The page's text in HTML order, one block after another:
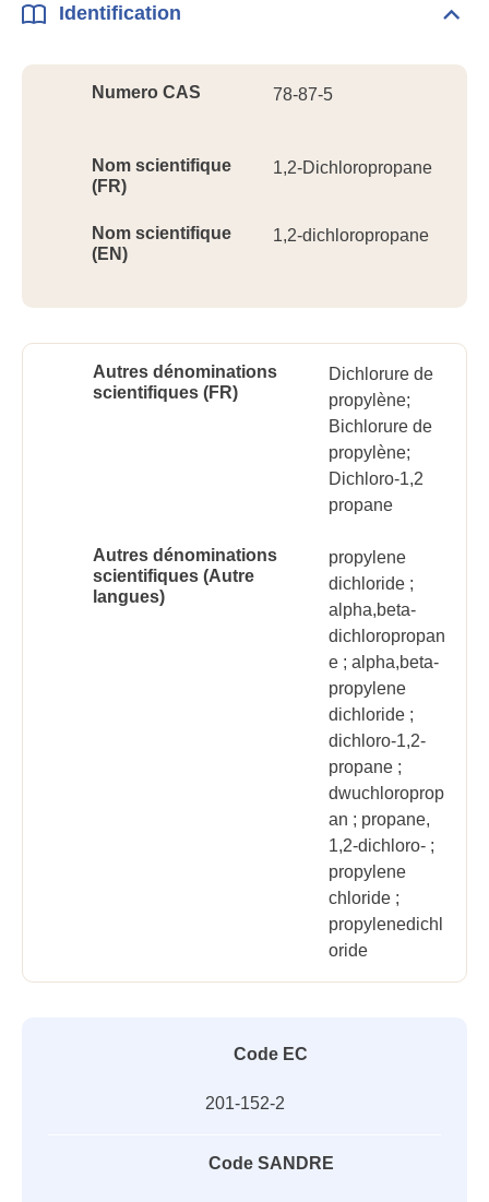
Identification
Numero CAS 78-87-5
Nom scientifique
(FR)
1,2-Dichloropropane
Nom scientifique
(EN)
1,2-dichloropropane
Autres dénominations
scientifiques (FR)
Dichlorure de
propylène;
Bichlorure de
propylène;
Dichloro-1,2
propane
Autres dénominations
scientifiques (Autre
langues)
propylene
dichloride ;
alpha,beta-
dichloropropan
e ; alpha,beta-
propylene
dichloride ;
dichloro-1,2-
propane ;
dwuchloroprop
an ; propane,
1,2-dichloro- ;
propylene
chloride ;
propylenedichl
oride
Code EC
201-152-2
Code SANDRE